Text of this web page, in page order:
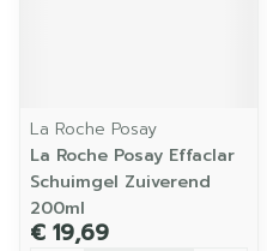
La Roche Posay
La Roche Posay Effaclar
Schuimgel Zuiverend
200ml
€ 19,69